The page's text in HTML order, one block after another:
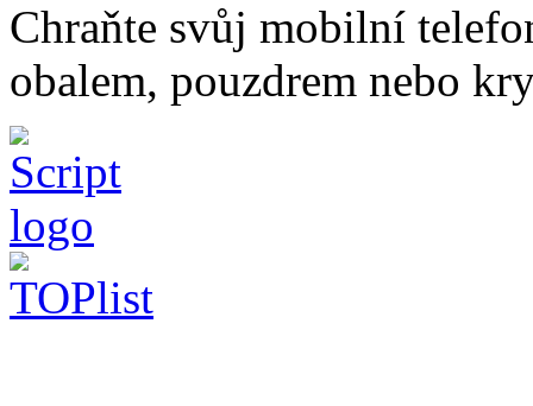
Chraňte svůj mobilní
obalem, pouzdrem nebo